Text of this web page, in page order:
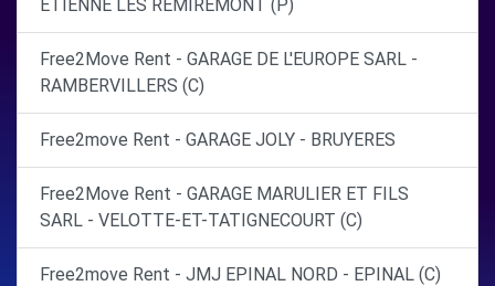
ETIENNE LES REMIREMONT (P)
Free2Move Rent - GARAGE DE L'EUROPE SARL -
RAMBERVILLERS (C)
Free2move Rent - GARAGE JOLY - BRUYERES
Free2Move Rent - GARAGE MARULIER ET FILS
SARL - VELOTTE-ET-TATIGNECOURT (C)
Free2move Rent - JMJ EPINAL NORD - EPINAL (C)